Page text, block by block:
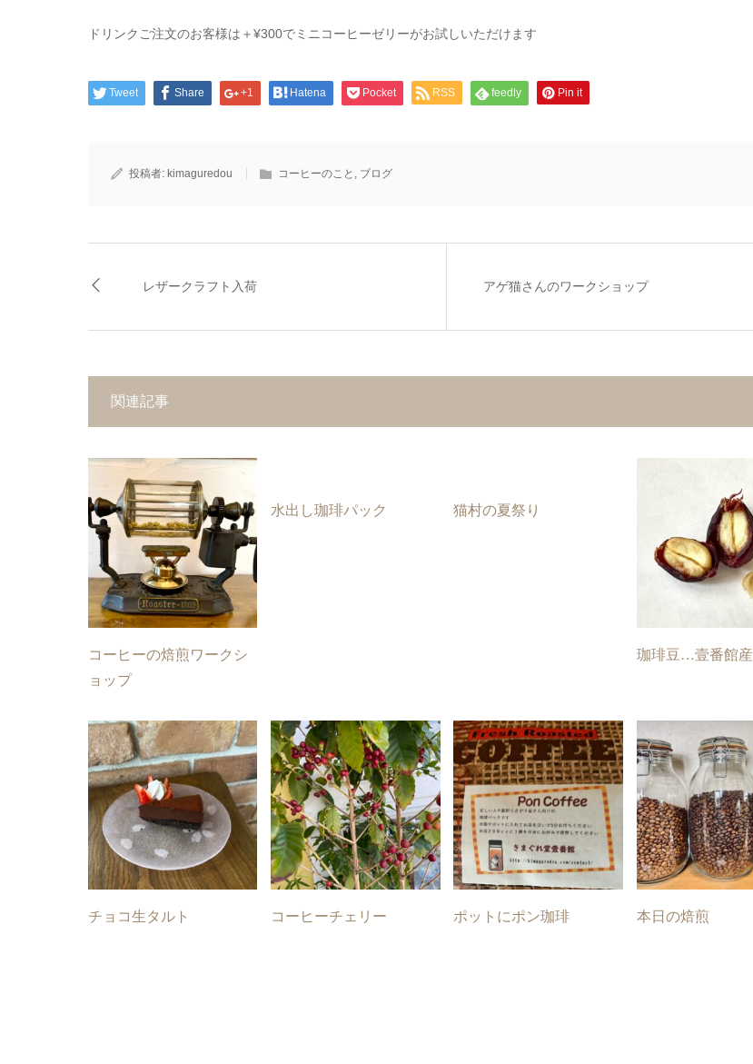
ドリンクご注文のお客様は＋¥300でミニコーヒーゼリーがお試しいただけます
Tweet Share +1 Hatena Pocket RSS feedly Pin it
投稿者: kimaguredou コーヒーのこと , ブログ
レザークラフト入荷 アゲ猫さんのワークショップ
関連記事
コーヒーの焙煎ワークシ
ョップ
水出し珈琲パック 猫村の夏祭り
珈琲豆…壹番館産
チョコ生タルト コーヒーチェリー ポットにポン珈琲 本日の焙煎